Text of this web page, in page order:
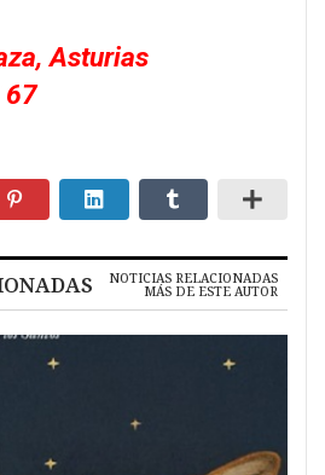
Asturias
67
NOTICIAS RELACIONADAS
MÁS DE ESTE AUTOR